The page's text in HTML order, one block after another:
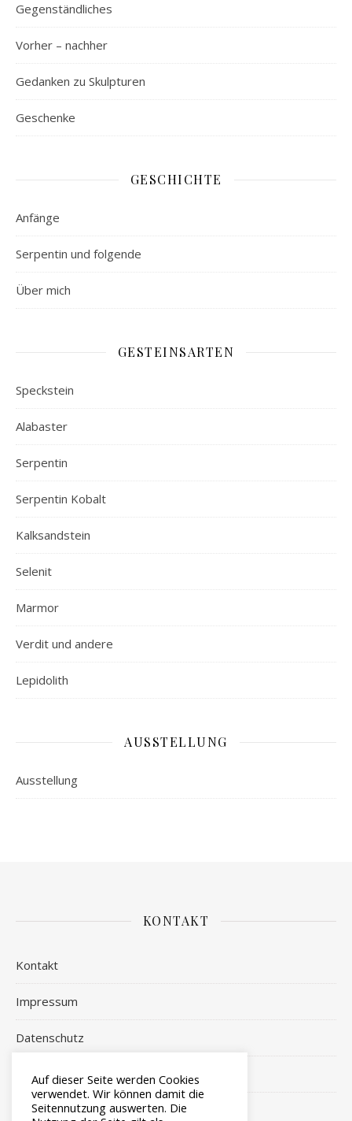
Gegenständliches
Vorher – nachher
Gedanken zu Skulpturen
Geschenke
GESCHICHTE
Anfänge
Serpentin und folgende
Über mich
GESTEINSARTEN
Speckstein
Alabaster
Serpentin
Serpentin Kobalt
Kalksandstein
Selenit
Marmor
Verdit und andere
Lepidolith
AUSSTELLUNG
Ausstellung
KONTAKT
Kontakt
Impressum
Datenschutz
Login
Auf dieser Seite werden Cookies
verwendet. Wir können damit die
Seitennutzung auswerten. Die